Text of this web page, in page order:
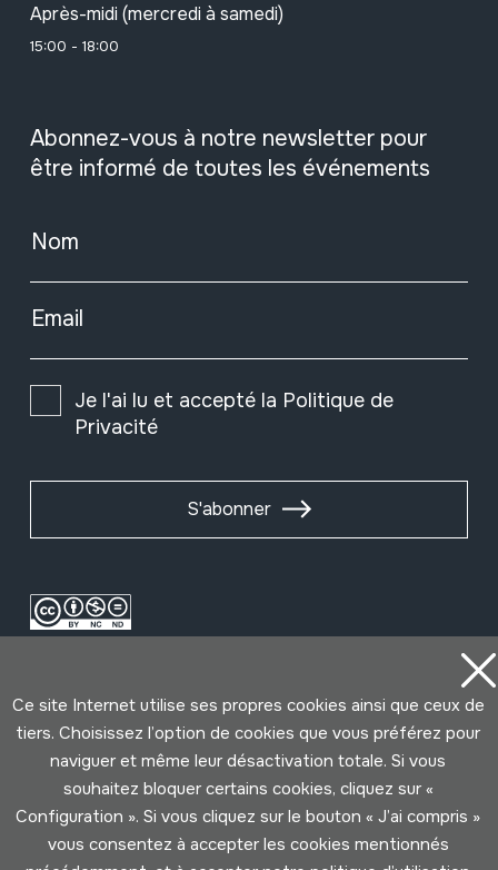
Après-midi (mercredi à samedi)
15:00 - 18:00
Abonnez-vous à notre newsletter pour
être informé de toutes les événements
Nom
Email
Je l'ai lu et accepté la Politique de
Privacité
S'abonner
Conditions d'Utilisation
Politique de Privacité
Cookies politique
Ce site Internet utilise ses propres cookies ainsi que ceux de
tiers. Choisissez l’option de cookies que vous préférez pour
naviguer et même leur désactivation totale. Si vous
souhaitez bloquer certains cookies, cliquez sur «
Configuration ». Si vous cliquez sur le bouton « J’ai compris »
vous consentez à accepter les cookies mentionnés